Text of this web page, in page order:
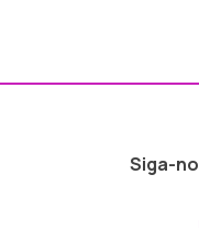
Siga-